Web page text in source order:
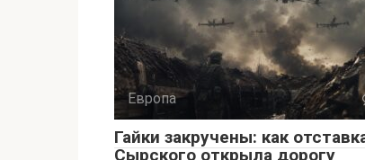
Европа
Гайки закручены: как
Сырского открыла дорогу